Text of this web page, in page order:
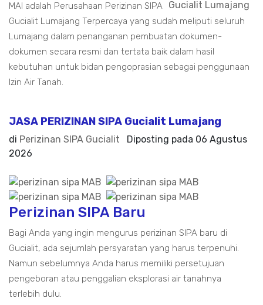
MAI adalah Perusahaan Perizinan SIPA
Gucialit Lumajang Terpercaya yang sudah meliputi seluruh
Lumajang dalam penanganan pembuatan dokumen-
dokumen secara resmi dan tertata baik dalam hasil
kebutuhan untuk bidan pengoprasian sebagai penggunaan
Izin Air Tanah.
JASA PERIZINAN SIPA Gucialit Lumajang
di Perizinan SIPA Gucialit Diposting pada 06 Agustus
2026
Perizinan SIPA Baru
Bagi Anda yang ingin mengurus perizinan SIPA baru di
Gucialit, ada sejumlah persyaratan yang harus terpenuhi.
Namun sebelumnya Anda harus memiliki persetujuan
pengeboran atau penggalian eksplorasi air tanahnya
terlebih dulu.